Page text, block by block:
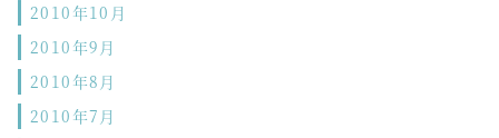
2010年10月
2010年9月
2010年8月
2010年7月